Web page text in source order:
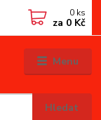
Menu
Hledat
0 ks
za 0 Kč